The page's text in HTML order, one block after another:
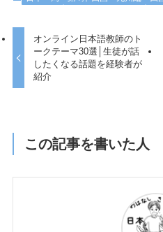
オンライン日本語教師のト
ークテーマ30選│生徒が話
したくなる話題を経験者が
紹介
この記事を書いた人